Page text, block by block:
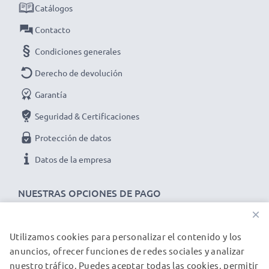
✔ Funcional en temperaturas bajo cero y altas
temperaturas - Especialmente resistente a la
intemperie
✔ Prolonga la vida útil de tu dispositivo - Máxima
potencia y rendimiento para hasta 1000 ciclos de carga
Datos técnicos del battery pack
repuesto para tu teléfono :
Marca:CELLONIC
Voltaje: 3.7V
★ 3 años de garantía ★
NUESTRAS OPCIONES DE PAGO
Catálogos
Contacto
Condiciones generales
Derecho de devolución
Garantía
Seguridad & Certificaciones
Protección de datos
Datos de la empresa
NUESTROS PARTNERS DE ENVÍO
×
Utilizamos cookies para personalizar el contenido y los
anuncios, ofrecer funciones de redes sociales y analizar
nuestro tráfico. Puedes aceptar todas las cookies, permitir